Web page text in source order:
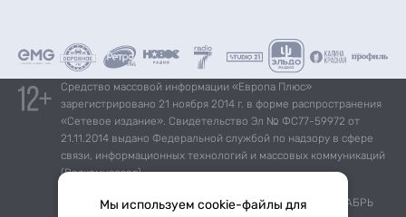
Средство массовой информации «Европа Плюс»
зарегистрировано 21 ноября 2014 г. в форме распространения
«Сетевое издание». Свидетельство Эл № ФС77-59972 от
21.11.2014 выдано Федеральной службой по надзору в сфере
связи, информационных технологий и массовых коммуникаций
(Роскомнадзор).
*Mediascope, Radio Index – РОССИЯ 100К+, ИЮЛЬ - ДЕКАБРЬ
Мы используем cookie-файлы для